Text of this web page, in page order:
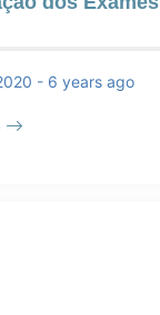
- 6 years ago